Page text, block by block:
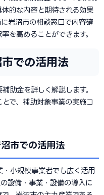
的な内容と期待される効果
岩沼市の相談窓口で内容確
を高めることができます。
での活用法
助金を詳しく解説します。
で、補助対象事業の実施コ
市での活用法
小規模事業者でも広く活用
設備・事業・設備の導入に